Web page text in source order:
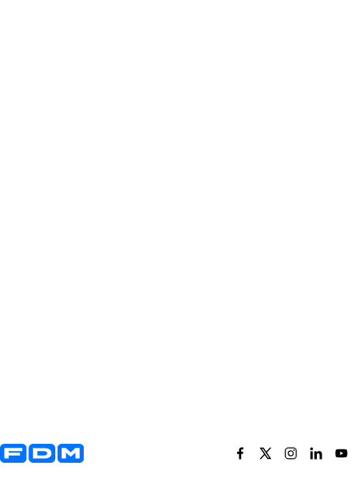
Yderligere information og kontaktoplysninger